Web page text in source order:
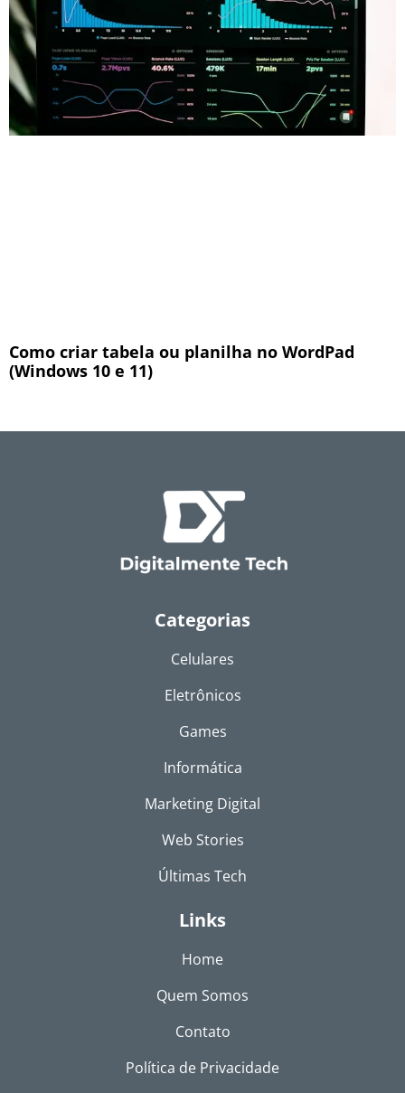
Como criar tabela ou planilha no WordPad
(Windows 10 e 11)
Categorias
Celulares
Eletrônicos
Games
Informática
Marketing Digital
Web Stories
Últimas Tech
Links
Home
Quem Somos
Contato
Política de Privacidade